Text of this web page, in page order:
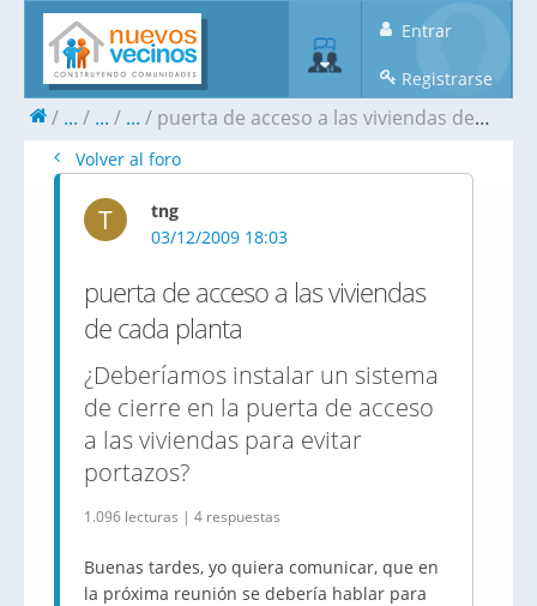
Entrar
Registrarse
... ... ... puerta de acceso a las viviendas de cada planta
Volver al foro
T
tng
03/12/2009 18:03
puerta de acceso a las viviendas
de cada planta
¿Deberíamos instalar un sistema
de cierre en la puerta de acceso
a las viviendas para evitar
portazos?
1.096 lecturas | 4 respuestas
Buenas tardes, yo quiera comunicar, que en
la próxima reunión se debería hablar para